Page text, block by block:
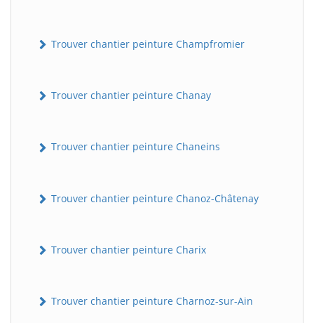
Trouver chantier peinture Champfromier
Trouver chantier peinture Chanay
Trouver chantier peinture Chaneins
Trouver chantier peinture Chanoz-Châtenay
Trouver chantier peinture Charix
Trouver chantier peinture Charnoz-sur-Ain